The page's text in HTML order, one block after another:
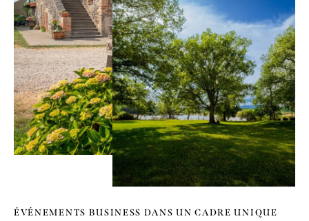
ÉVÉNEMENTS BUSINESS DANS UN CADRE UNIQUE